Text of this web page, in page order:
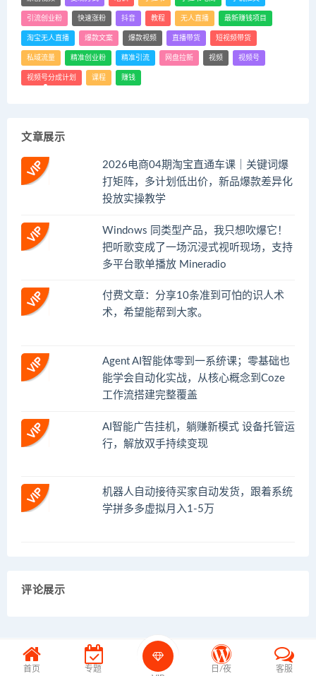
引流创业粉 快速涨粉 抖音 教程 无人直播 最新赚钱项目
淘宝无人直播 爆款文案 爆款视频 直播带货 短视频带货
私域流量 精准创业粉 精准引流 网盘拉新 视频 视频号
视频号分成计划 课程 赚钱
文章展示
2026电商04期淘宝直通车课｜关键词爆
打矩阵，多计划低出价，新品爆款差异化
投放实操教学
Windows 同类型产品，我只想吹爆它！
把听歌变成了一场沉浸式视听现场，支持
多平台歌单播放 Mineradio
付费文章：分享10条准到可怕的识人术
术，希望能帮到大家。
Agent AI智能体零到一系统课；零基础也
能学会自动化实战，从核心概念到Coze
工作流搭建完整覆盖
AI智能广告挂机，躺赚新模式 设备托管运
行，解放双手持续变现
机器人自动接待买家自动发货，跟着系统
学拼多多虚拟月入1-5万
评论展示
首页
专题
日/夜 客服